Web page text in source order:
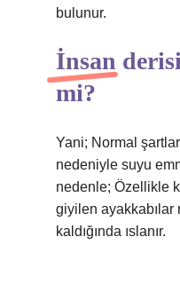
bulunur.
İnsan
mi?
Yani; Normal
nedeniyle suyu
nedenle; Özellikle
giyilen ayakkabılar
kaldığında ıslanır.